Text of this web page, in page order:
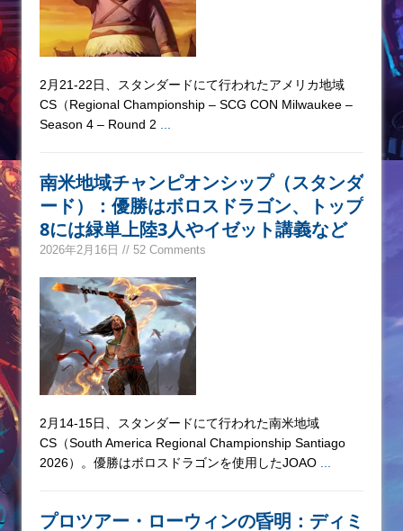
2月21-22日、スタンダードにて行われたアメリカ地域
CS（Regional Championship – SCG CON Milwaukee –
Season 4 – Round 2
南米地域チャンピオンシップ（スタンダ
ード）：優勝はボロスドラゴン、トップ
8には緑単上陸3人やイゼット講義など
2026年2月16日 // 52 Comments
2月14-15日、スタンダードにて行われた南米地域
CS（South America Regional Championship Santiago
2026）。優勝はボロスドラゴンを使用したJOAO
プロツアー・ローウィンの昏明：ディミ